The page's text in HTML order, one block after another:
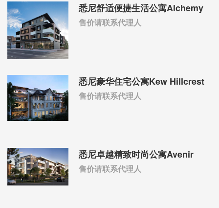
悉尼舒适便捷生活公寓Alchemy
售价请联系代理人
悉尼豪华住宅公寓Kew Hillcrest
售价请联系代理人
悉尼卓越精致时尚公寓Avenir
售价请联系代理人